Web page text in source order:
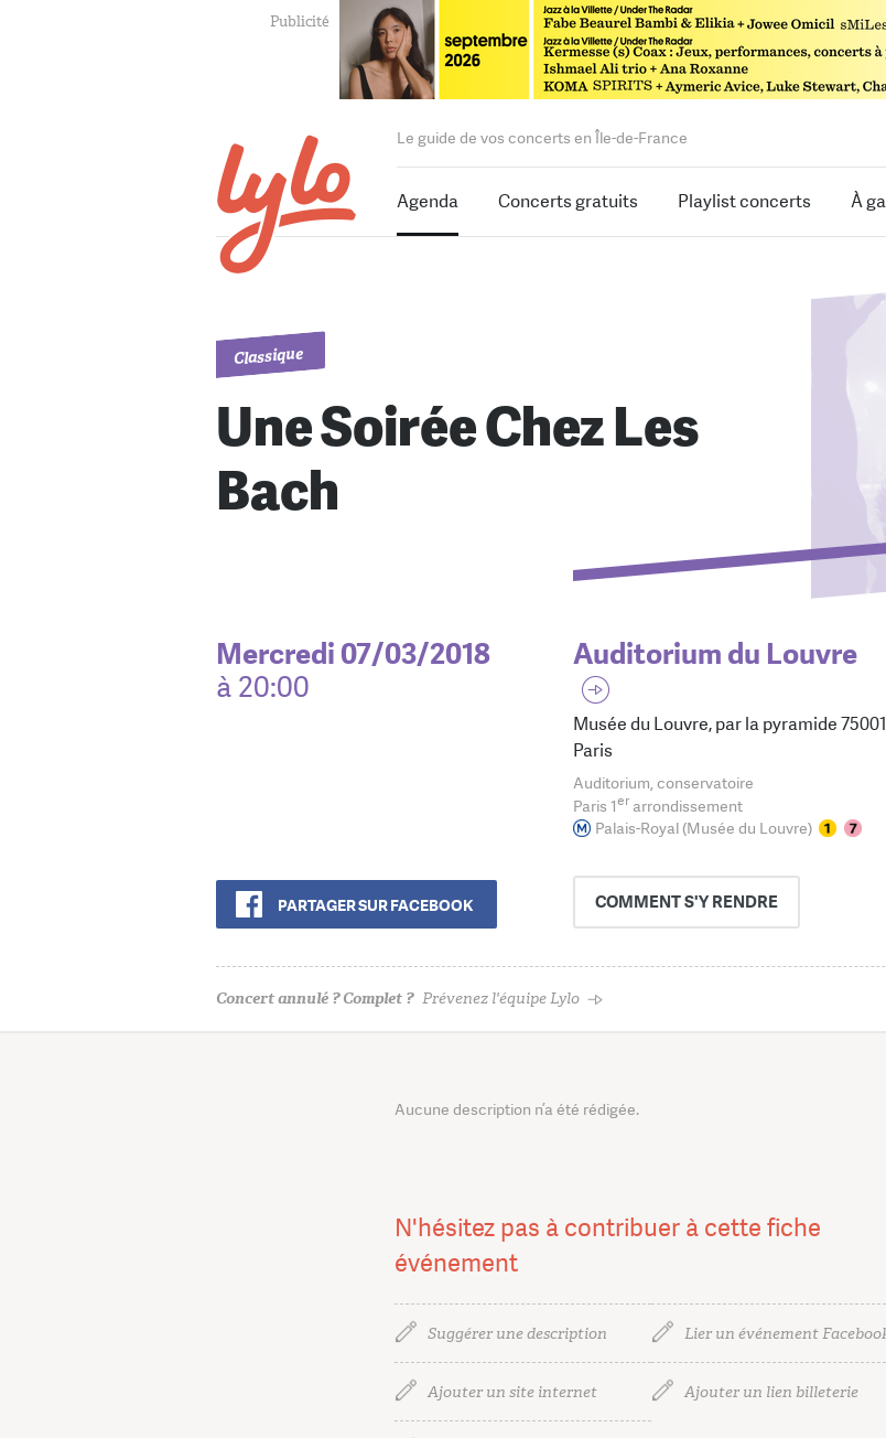
Le guide de vos concerts en Île-de-France
Agenda Concerts gratuits Playlist concerts À
Classique
Une Soirée Chez Les
Bach
Mercredi 07/03/2018
à 20:00
PARTAGER SUR FACEBOOK
Auditorium du Louvre
Musée du Louvre, par la pyramide 75001
Paris
Auditorium, conservatoire
Paris 1erarrondissement
Palais-Royal (Musée du Louvre)
COMMENTS'Y RENDRE
Concert annulé ? Complet ? Prévenez l'équipe Lylo
Aucune description n’a été rédigée.
N'hésitez pas à contribuer à cette fiche
événement
Suggérer une description Lier un événement
Ajouter un site internet Ajouter un lien billeterie